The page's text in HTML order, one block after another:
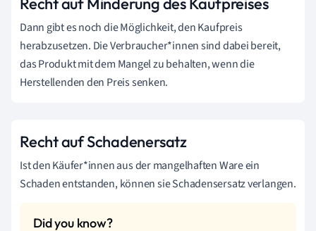
Dann gibt es noch die Möglichkeit, den Kaufpreis
herabzusetzen. Die Verbraucher*innen sind dabei bereit,
das Produkt mit dem Mangel zu behalten, wenn die
Herstellendenden Preis senken.
Recht auf Schadenersatz
Ist denKäufer*innenaus der mangelhaften Ware ein
Schaden entstanden, können sie Schadensersatz verlangen.